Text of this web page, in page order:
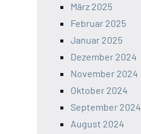
März 2025
Februar 2025
Januar 2025
Dezember 2024
November 2024
Oktober 2024
September 2024
August 2024